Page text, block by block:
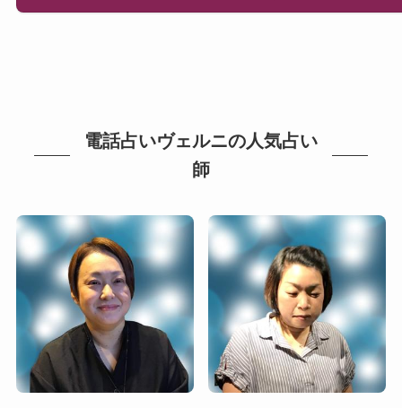
電話占いヴェルニの人気占い
師